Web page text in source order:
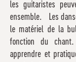
les guitaristes
ensemble. Les
le matériel de la
fonction du
apprendre et